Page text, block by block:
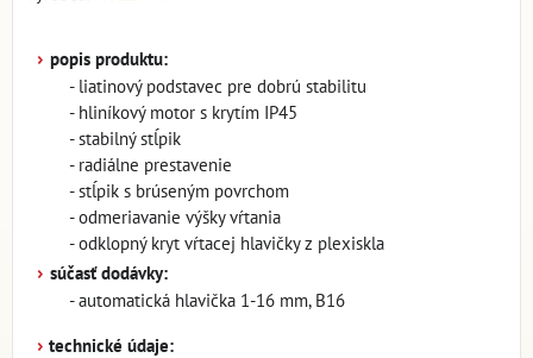
› popis produktu:
- liatinový podstavec pre dobrú stabilitu
- hliníkový motor s krytím IP45
- stabilný stĺpik
- radiálne prestavenie
- stĺpik s brúseným povrchom
- odmeriavanie výšky vŕtania
- odklopný kryt vŕtacej hlavičky z plexiskla
› súčasť dodávky:
- automatická hlavička 1-16 mm, B16
› technické údaje: